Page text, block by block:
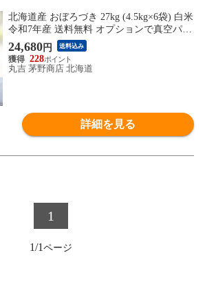
北海道産 おぼろづき 27kg (4.5kg×6袋) 白米
令和7年産 送料無料 オプションで真空パッ
クに変更可能
24,680円 送料込み
228
丸吉 茅野商店 北海道
詳細を見る
1
1/1